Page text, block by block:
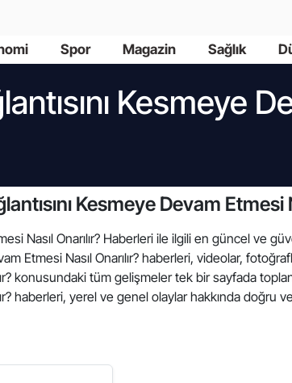
Spor Magazin Sağlık
Kesmeye
Kesmeye Devam Etmesi
Nasıl Onarılır? Haberleri ile ilgili en güncel ve
Etmesi Nasıl Onarılır? haberleri, videolar,
konusundaki tüm gelişmeler tek bir sayfada
haberleri, yerel ve genel olaylar hakkında doğru